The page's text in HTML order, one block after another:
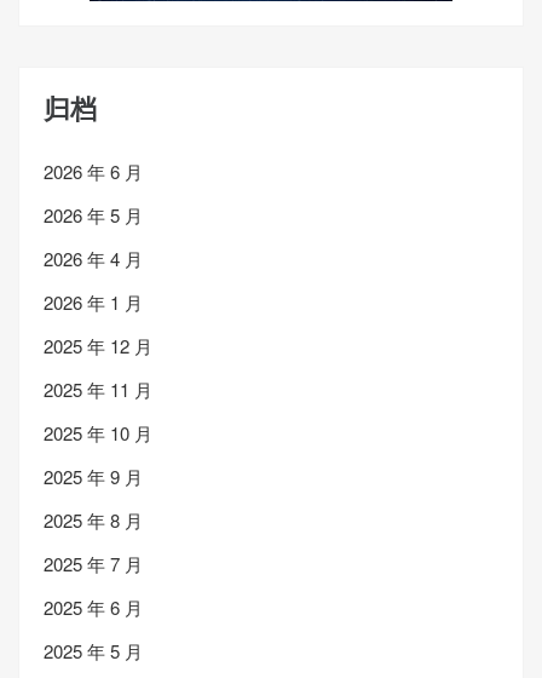
归档
2026 年 6 月
2026 年 5 月
2026 年 4 月
2026 年 1 月
2025 年 12 月
2025 年 11 月
2025 年 10 月
2025 年 9 月
2025 年 8 月
2025 年 7 月
2025 年 6 月
2025 年 5 月